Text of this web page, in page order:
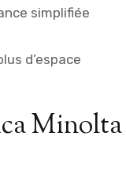
simplifiée
d’espace